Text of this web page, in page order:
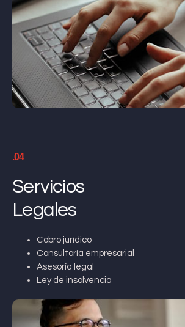
.04
Servicios
Legales
Cobro jurídico
Consultoría empresarial
Asesoría legal
Ley de insolvencia